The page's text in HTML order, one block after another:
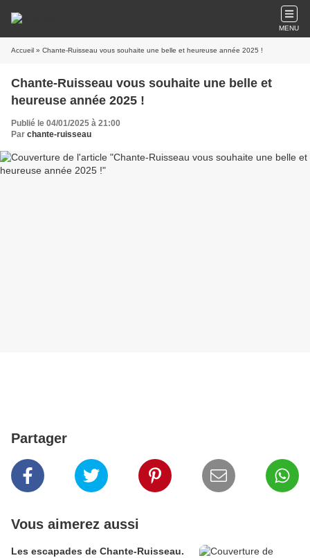
MENU
Accueil » Chante-Ruisseau vous souhaite une belle et heureuse année 2025 !
Chante-Ruisseau vous souhaite une belle et
heureuse année 2025 !
Publié le 04/01/2025 à 21:00
Par chante-ruisseau
Partager
Vous aimerez aussi
Les escapades de Chante-Ruisseau.